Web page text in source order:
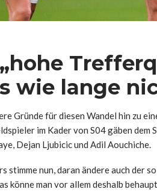
wie lange
Gründe für diesen Wandel hin zu
im Kader von S04 gäben dem
Dejan Ljubicic und Adil Aouchiche.
stimme nun, daran ändere auch der
könne man vor allem deshalb